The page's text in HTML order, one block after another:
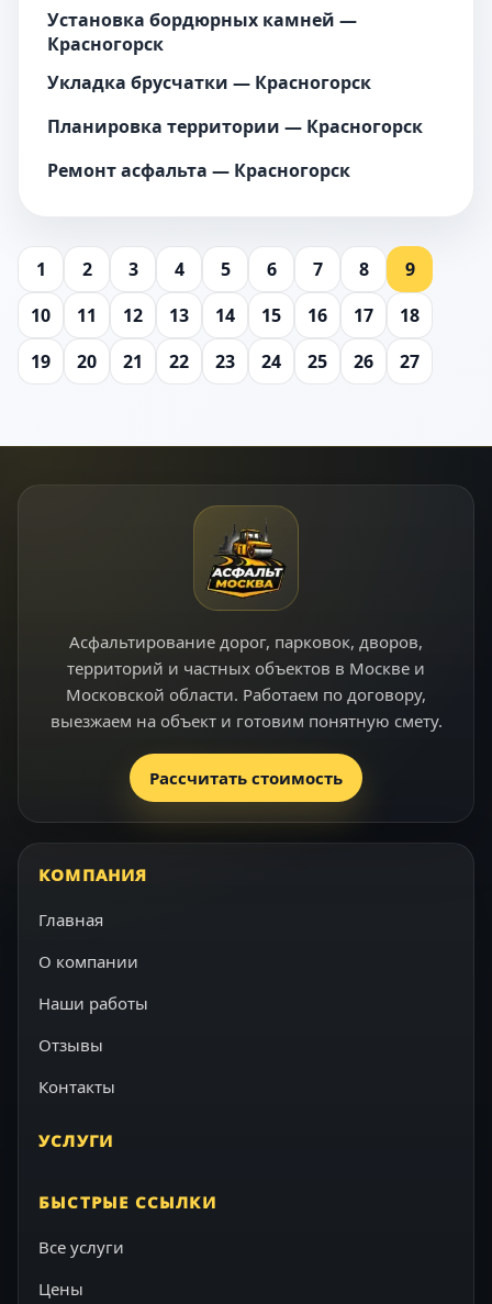
Установка бордюрных камней —
Красногорск
Укладка брусчатки — Красногорск
Планировка территории — Красногорск
Ремонт асфальта — Красногорск
1 2 3 4 5 6 7 8
9
10
11 12 13 14 15 16 17
18
19
20 21 22 23 24 25 26 27
Асфальтирование дорог, парковок, дворов,
территорий и частных объектов в Москве и
Московской области. Работаем по договору,
выезжаем на объект и готовим понятную смету.
Рассчитать стоимость
КОМПАНИЯ
Главная
О компании
Наши работы
Отзывы
Контакты
УСЛУГИ
БЫСТРЫЕ ССЫЛКИ
Все услуги
Цены